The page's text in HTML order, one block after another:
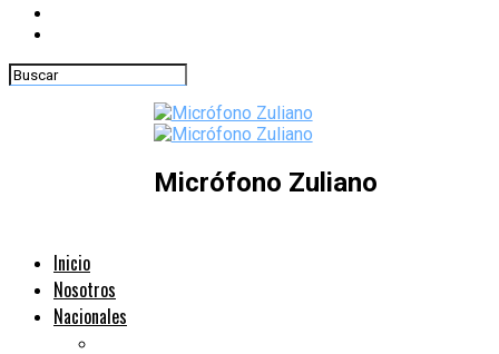
Micrófono Zuliano
Inicio
Nosotros
Nacionales